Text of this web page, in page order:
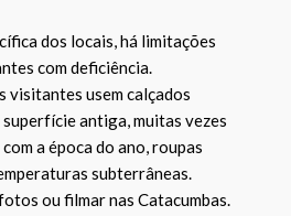
dos locais, há limitações
com deficiência.
visitantes usem calçados
antiga, muitas vezes
a época do ano, roupas
subterrâneas.
ou filmar nas Catacumbas.